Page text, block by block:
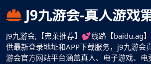
J9九游会-真人游戏
J9九游会,【弗莱推荐】💕线路【baidu.ag
供最新登录地址和APP下载服务，j9九游会
游会官方网站平台涵盖真人、电子游戏、